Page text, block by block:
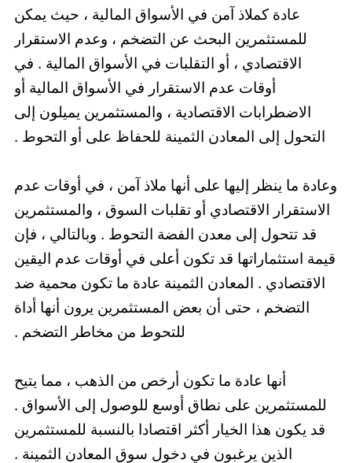
عادة كملاذ آمن في الأسواق المالية ، حيث يمكن
للمستثمرين البحث عن التضخم ، وعدم الاستقرار
الاقتصادي ، أو التقلبات في الأسواق المالية . في
أوقات عدم الاستقرار في الأسواق المالية أو
الاضطرابات الاقتصادية ، والمستثمرين يميلون إلى
التحول إلى المعادن الثمينة للحفاظ على أو التحوط .
وعادة ما ينظر إليها على أنها ملاذ آمن ، في أوقات عدم
الاستقرار الاقتصادي أو تقلبات السوق ، والمستثمرين
قد تتحول إلى معدن الفضة التحوط . وبالتالي ، فإن
قيمة استثماراتها قد تكون أعلى في أوقات عدم اليقين
الاقتصادي . المعادن الثمينة عادة ما تكون محمية ضد
التضخم ، حتى أن بعض المستثمرين يرون أنها أداة
للتحوط من مخاطر التضخم .
أنها عادة ما تكون أرخص من الذهب ، مما يتيح
للمستثمرين على نطاق أوسع للوصول إلى الأسواق .
قد يكون هذا الخيار أكثر اقتصادا بالنسبة للمستثمرين
الذين يرغبون في دخول سوق المعادن الثمينة .